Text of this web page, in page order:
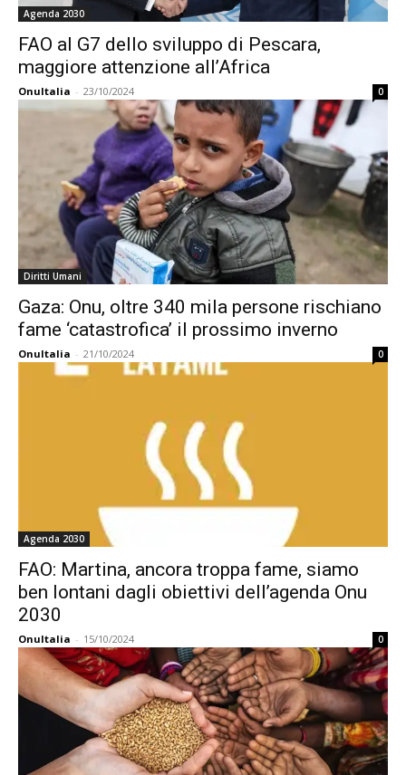
Agenda 2030
FAO al G7 dello sviluppo di Pescara,
maggiore attenzione all’Africa
OnuItalia - 23/10/2024 0
Diritti Umani
Gaza: Onu, oltre 340 mila persone rischiano
fame ‘catastrofica’ il prossimo inverno
OnuItalia - 21/10/2024 0
Agenda 2030
FAO: Martina, ancora troppa fame, siamo
ben lontani dagli obiettivi dell’agenda Onu
2030
OnuItalia - 15/10/2024 0